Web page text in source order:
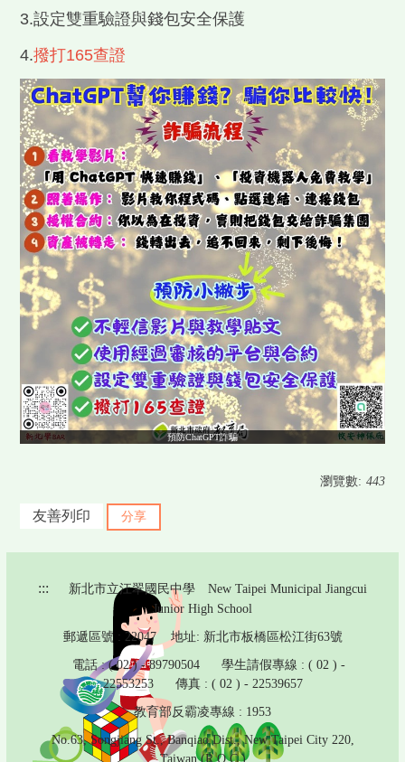
3.設定雙重驗證與錢包安全保護
4.撥打165查證
預防ChatGPT詐騙
瀏覽數: 443
友善列印 分享
::: 新北市立江翠國民中學 New Taipei Municipal Jiangcui
Junior High School
郵遞區號 : 22047 地址: 新北市板橋區松江街63號
電話 : ( 02 ) - 89790504 學生請假專線 : ( 02 ) -
22553253 傳真 : ( 02 ) - 22539657
教育部反霸凌專線 : 1953
No.63, Songjiang St., Banqiao Dist., New Taipei City 220,
Taiwan (R.O.C.)